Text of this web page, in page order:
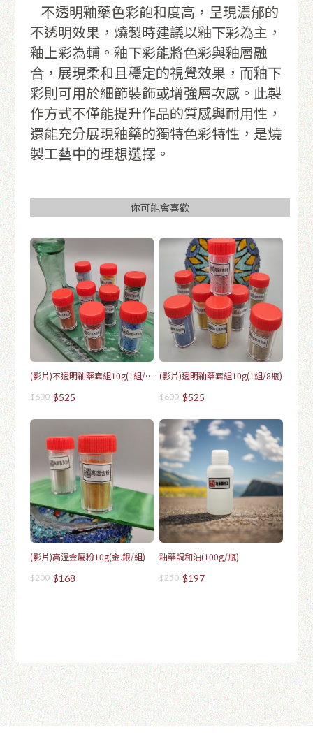
不透明釉藥色彩飽和度高，呈現濃郁的
不透明效果，燒製時建議以釉下彩為主，
釉上彩為輔。釉下彩能將色彩與釉層融
合，展現柔和且穩定的視覺效果，而釉下
彩則可用於細節裝飾或增強層次感。此製
作方式不僅能提升作品的質感與耐用性，
還能充分展現釉藥的獨特色彩特性，是燒
製工藝中的理想選擇。
你可能會喜歡
(影片)不透明釉藥套組10g(1組/8
$600 $525
(影片)透明釉藥套組10g(1組/8瓶)
$600 $525
(影片)高溫金屬粉10g(金.銀/組)
$200 $168
釉藥調和油(100g/瓶)
$250 $197